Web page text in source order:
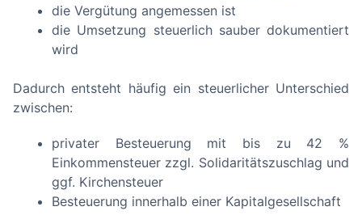
die Vergütung angemessen ist
die Umsetzung steuerlich sauber dokumentiert
wird
Dadurch entsteht häufig ein steuerlicher Unterschied
zwischen:
privater Besteuerung mit bis zu 42 %
Einkommensteuer zzgl. Solidaritätszuschlag und
ggf. Kirchensteuer
Besteuerung innerhalb einer Kapitalgesellschaft